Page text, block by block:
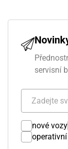
servisní
nové vozy